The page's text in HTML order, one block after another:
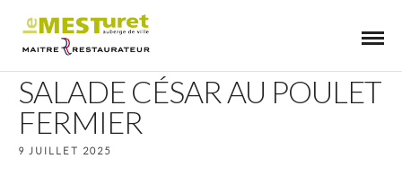
SALADE CÉSAR AU POULET
FERMIER
9 JUILLET 2025